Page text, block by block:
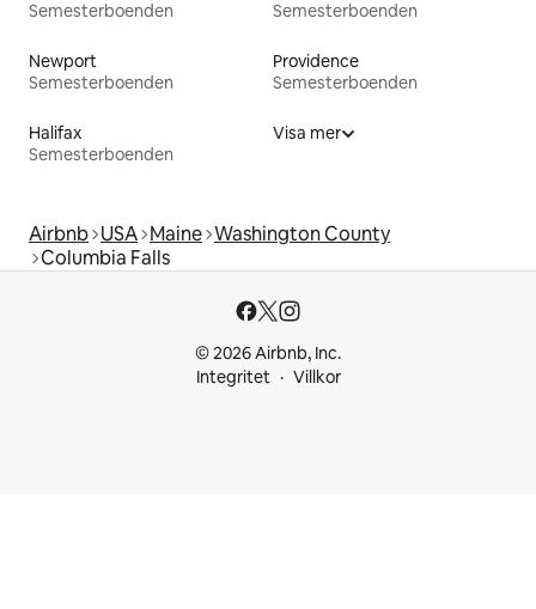
Semesterboenden
Semesterboenden
Newport
Semesterboenden
Providence
Semesterboenden
Halifax
Semesterboenden
Visa mer
Airbnb USA Maine Washington County
Columbia Falls
© 2026 Airbnb, Inc.
Integritet
Villkor